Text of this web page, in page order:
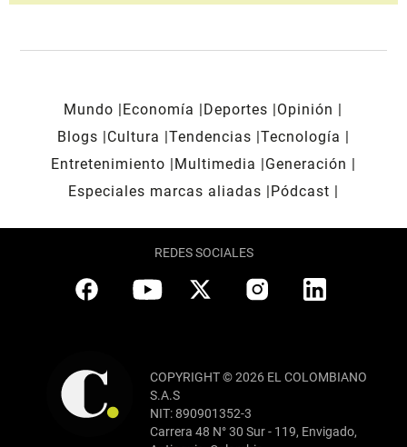
Mundo Economía Deportes
Opinión
Blogs
Cultura Tendencias Tecnología
Entretenimiento
Multimedia
Generación
Especiales marcas aliadas
Pódcast
REDES SOCIALES
COPYRIGHT © 2026 EL COLOMBIANO
S.A.S
NIT: 890901352-3
Carrera 48 N° 30 Sur - 119, Envigado,